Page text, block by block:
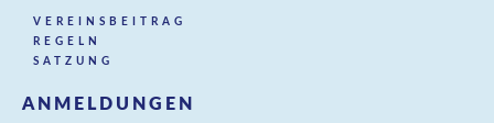
VEREINSBEITRAG
REGELN
SATZUNG
ANMELDUNGEN